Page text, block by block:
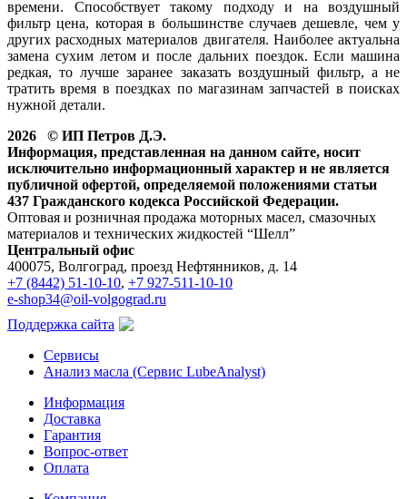
времени. Способствует такому подходу и на воздушный
фильтр цена, которая в большинстве случаев дешевле, чем у
других расходных материалов двигателя. Наиболее актуальна
замена сухим летом и после дальних поездок. Если машина
редкая, то лучше заранее заказать воздушный фильтр, а не
тратить время в поездках по магазинам запчастей в поисках
нужной детали.
2026 © ИП Петров Д.Э.
Информация, представленная на данном сайте, носит
исключительно информационный характер и не является
публичной офертой, определяемой положениями статьи
437 Гражданского кодекса Российской Федерации.
Оптовая и розничная продажа моторных масел, смазочных
материалов и технических жидкостей “Шелл”
Центральный офис
400075, Волгоград, проезд Нефтянников, д. 14
+7 (8442) 51-10-10, +7 927-511-10-10
e-shop34@oil-volgograd.ru
Поддержка сайта
Сервисы
Анализ масла (Сервис LubeAnalyst)
Информация
Доставка
Гарантия
Вопрос-ответ
Оплата